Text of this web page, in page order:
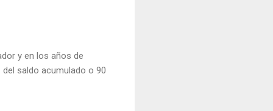
y en los años de
saldo acumulado o 90